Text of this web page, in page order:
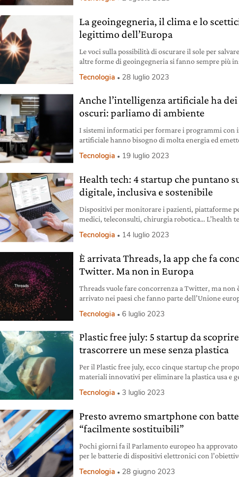
La geoingegneria, il clima e lo
legittimo dell’Europa
Le voci sulla possibilità di oscurare il sole per
altre forme di geoingegneria si fanno sempre più
Tecnologia 28 luglio 2023
Anche l’intelligenza artificiale ha
oscuri: parliamo di ambiente
I sistemi informatici per formare i programmi con
artificiale hanno bisogno di molta energia ed
Tecnologia 19 luglio 2023
Health tech: 4 startup che puntano
digitale, inclusiva e sostenibile
Dispositivi per monitorare i pazienti, piattaforme
medici, teleconsulti, chirurgia robotica… L’health
Tecnologia 14 luglio 2023
È arrivata Threads, la app che fa
Twitter. Ma non in Europa
Threads vuole fare concorrenza a Twitter, ma non
arrivato nei paesi che fanno parte dell’Unione
Tecnologia 6 luglio 2023
Plastic free july: 5 startup da
trascorrere un mese senza plastica
Per il Plastic free july, ecco cinque startup che
materiali innovativi per eliminare la plastica usa e
Tecnologia 3 luglio 2023
Presto avremo smartphone con
“facilmente sostituibili”
Pochi giorni fa il Parlamento europeo ha
per le batterie di dispositivi elettronici con
Tecnologia 28 giugno 2023